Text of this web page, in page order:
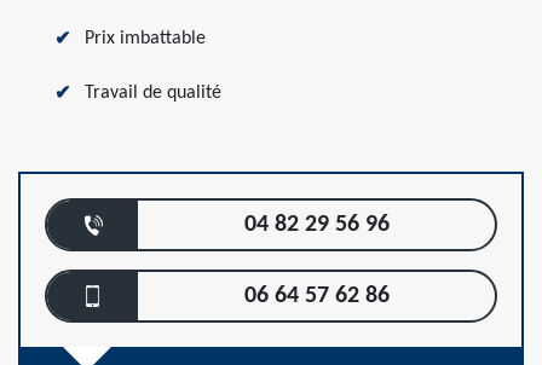
Prix imbattable
Travail de qualité
04 82 29 56 96
06 64 57 62 86